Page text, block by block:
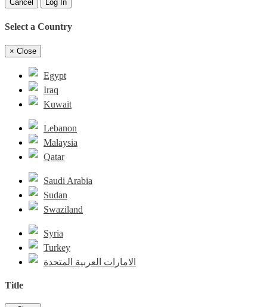
Cancel Log In
Select a Country
× Close
Egypt
Iraq
Kuwait
Lebanon
Malaysia
Qatar
Saudi Arabia
Sudan
Swaziland
Syria
Turkey
الامارات العربية المتحدة
Title